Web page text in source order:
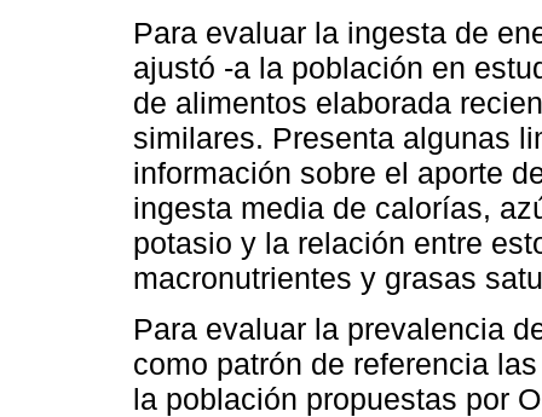
Para evaluar la ingesta de
ajustó -a la población en
de alimentos elaborada
similares. Presenta algunas
información sobre el aporte
ingesta media de calorías,
potasio y la relación entre
macronutrientes y grasas
Para evaluar la prevalencia
como patrón de referencia
la población propuestas por